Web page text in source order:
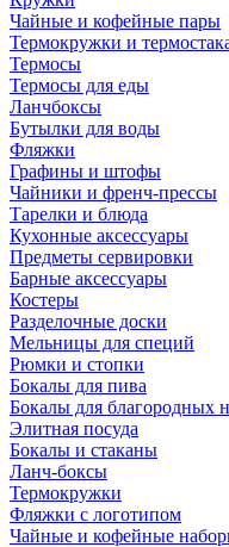
Чайные и кофейные пары
Термокружки и
Термосы
Термосы для еды
Ланчбоксы
Бутылки для воды
Фляжки
Графины и штофы
Чайники и френч-прессы
Тарелки и блюда
Кухонные аксессуары
Предметы сервировки
Барные аксессуары
Костеры
Разделочные доски
Мельницы для специй
Рюмки и стопки
Бокалы для пива
Бокалы для благородных
Элитная посуда
Бокалы и стаканы
Ланч-боксы
Термокружки
Фляжки с логотипом
Чайные и кофейные